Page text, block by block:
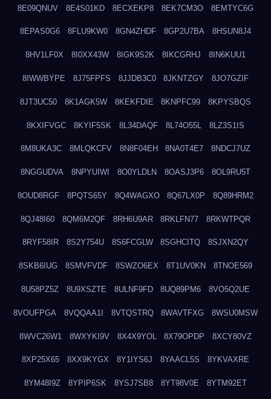
8E09QNUV 8E4S01KD 8ECXEKP8 8EK7CM3O 8EMTYC6G
8EPAS0G6 8FLU9KW0 8GN4ZHDF 8GP2U7BA 8HSUN8J4
8HV1LF0X 8I0XX43W 8IGK9S2K 8IKCGRHJ 8IN6KUU1
8IWWBYPE 8J75FPFS 8JJDB3C0 8JKNTZGY 8JO7GZIF
8JT3UC50 8K1AGK5W 8KEKFDIE 8KNPFC99 8KPYSBQS
8KXIFVGC 8KYIF5SK 8L34DAQF 8L74O55L 8LZ3S1IS
8M8UKA3C 8MLQKCFV 8N8F04EH 8NA0T4E7 8NDCJ7UZ
8NGGUDVA 8NPYUIWI 8O0YLDLN 8OASJ3P6 8OL9RU5T
8OUD8RGF 8PQTS65Y 8Q4WAGXO 8Q67LX0P 8Q89HRM2
8QJ48I60 8QM6M2QF 8RH6U9AR 8RKLFN77 8RKWTPQR
8RYF58IR 8S2Y754U 8S6FCGLW 8SGHCITQ 8SJXN2QY
8SKB6IUG 8SMVFVDF 8SWZO6EX 8T1UV0KN 8TNOE569
8U58PZ5Z 8U9XSZTE 8ULNF9FD 8UQ89PM6 8VO5Q2UE
8VOUFPGA 8VQQAA1I 8VTQSTRQ 8WAVTFXG 8WSU0MSW
8WVC26W1 8WXYKI9V 8X4X9YOL 8X79OPDP 8XCY80VZ
8XP25X65 8XX9KYGX 8Y1IYS6J 8YAACL5S 8YKVAXRE
8YM48I9Z 8YPIP6SK 8YSJ7SB8 8YT98V0E 8YTM92ET